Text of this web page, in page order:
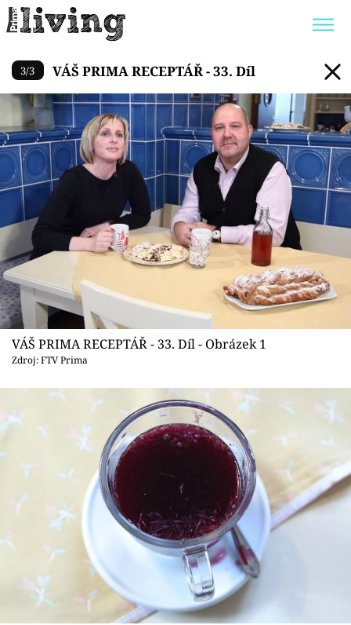
Trendy: JAK UŠETŘIT
POKOJOVÉ KVĚTINY
BYDLENÍ SLAVNÝCH
ZAHRADA
Témata
Bydlení
Zahrada
Design
Sledujte prima+
Přihlášení
Sledujte nás
VÁŠ PRIMA RECEPTÁŘ - 33.
3/3 VÁŠ PRIMA RECEPTÁŘ - 33. Díl
VÁŠ PRIMA RECEPTÁŘ - 33. Díl - Obrázek 1
Zdroj: FTV Prima